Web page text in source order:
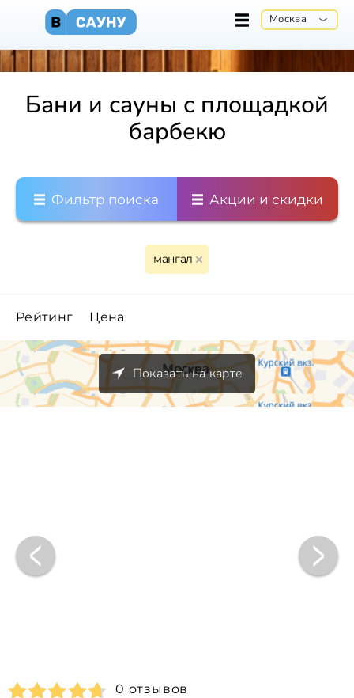
Москва
Бани и сауны с площадкой
барбекю
Фильтр поиска Акции и скидки
мангал
Рейтинг Цена
Показать на карте
0 отзывов